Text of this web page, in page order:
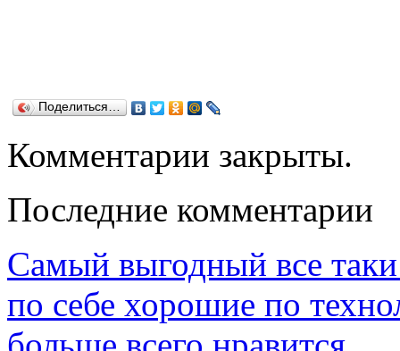
Поделиться…
Комментарии закрыты.
Последние комментарии
Самый выгодный все таки
по себе хорошие по